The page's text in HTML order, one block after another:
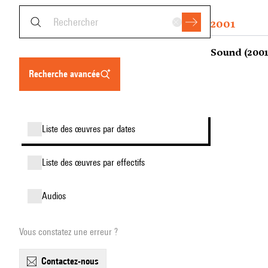
recherche avancée
liste des œuvres par dates
liste des œuvres par effectifs
audios
Vous constatez une erreur ?
contactez-nous
2001
Sound